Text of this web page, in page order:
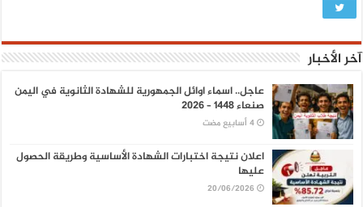
آخر الأخبار
عاجل.. اسماء اوائل الجمهورية للشهادة الثانوية في اليمن
صنعاء 1448 – 2026
اعلان نتيجة اختبارات الشهادة الأساسية وطريقة الحصول
عليها
20/06/2026